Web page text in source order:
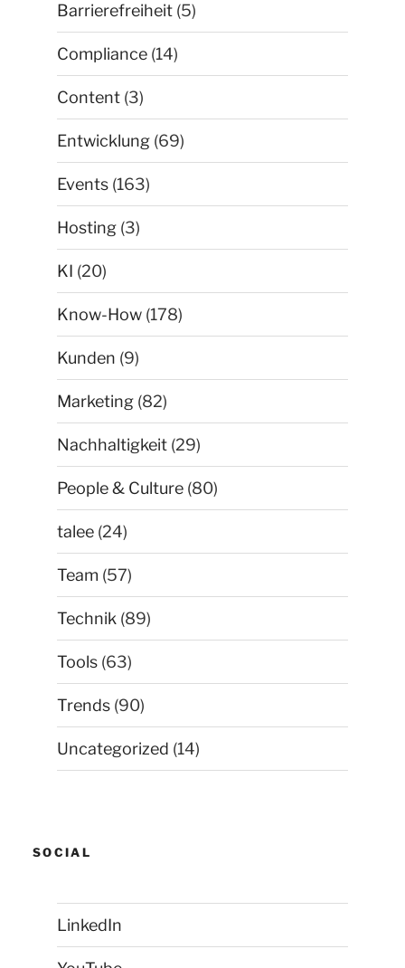
Barrierefreiheit (5)
Compliance (14)
Content (3)
Entwicklung (69)
Events (163)
Hosting (3)
KI (20)
Know-How (178)
Kunden (9)
Marketing (82)
Nachhaltigkeit (29)
People & Culture (80)
talee (24)
Team (57)
Technik (89)
Tools (63)
Trends (90)
Uncategorized (14)
SOCIAL
LinkedIn